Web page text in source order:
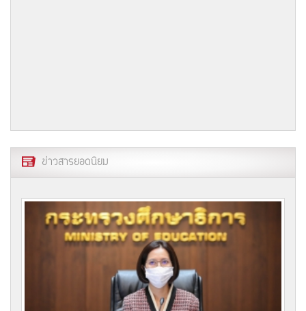
ข่าวสารยอดนิยม